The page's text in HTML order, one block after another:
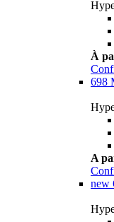
À
698
A
new